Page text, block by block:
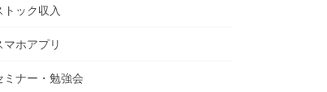
トック収入
マホアプリ
ミナー・勉強会